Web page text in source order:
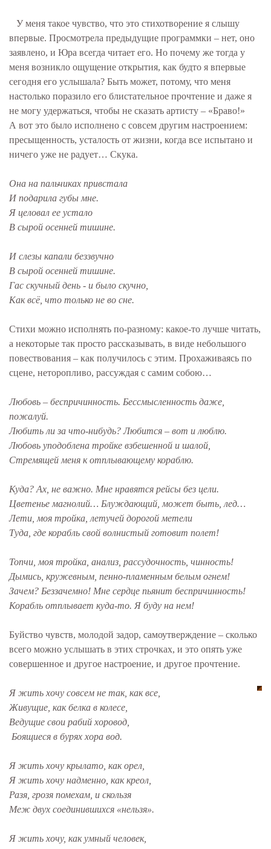
У меня такое чувство, что это стихотворение я слышу
впервые. Просмотрела предыдущие программки – нет, оно
заявлено, и Юра всегда читает его. Но почему же тогда у
меня возникло ощущение открытия, как будто я впервые
сегодня его услышала? Быть может, потому, что меня
настолько поразило его блистательное прочтение и даже я
не могу удержаться, чтобы не сказать артисту – «Браво!»
А вот это было исполнено с совсем другим настроением:
пресыщенность, усталость от жизни, когда все испытано и
ничего уже не радует… Скука.
Она на пальчиках привстала
И подарила губы мне.
Я целовал ее устало
В сырой осенней тишине.
И слезы капали беззвучно
В сырой осенней тишине.
Гас скучный день - и было скучно,
Как всё, что только не во сне.
Стихи можно исполнять по-разному: какое-то лучше читать,
а некоторые так просто рассказывать, в виде небольшого
повествования – как получилось с этим. Прохаживаясь по
сцене, неторопливо, рассуждая с самим собою…
Любовь – беспричинность. Бессмысленность даже,
пожалуй.
Любить ли за что-нибудь? Любится – вот и люблю.
Любовь уподоблена тройке взбешенной и шалой,
Стремящей меня к отплывающему кораблю.
Куда? Ах, не важно. Мне нравятся рейсы без цели.
Цветенье магнолий… Блуждающий, может быть, лед…
Лети, моя тройка, летучей дорогой метели
Туда, где корабль свой волнистый готовит полет!
Топчи, моя тройка, анализ, рассудочность, чинность!
Дымись, кружевным, пенно-пламенным белым огнем!
Зачем? Беззачемно! Мне сердце пьянит беспричинность!
Корабль отплывает куда-то. Я буду на нем!
Буйство чувств, молодой задор, самоутверждение – сколько
всего можно услышать в этих строчках, и это опять уже
совершенное и другое настроение, и другое прочтение.
Я жить хочу совсем не так, как все,
Живущие, как белка в колесе,
Ведущие свои рабий хоровод,
Боящиеся в бурях хора вод.
Я жить хочу крылато, как орел,
Я жить хочу надменно, как креол,
Разя, грозя помехам, и скользя
Меж двух соединившихся «нельзя».
Я жить хочу, как умный человек,